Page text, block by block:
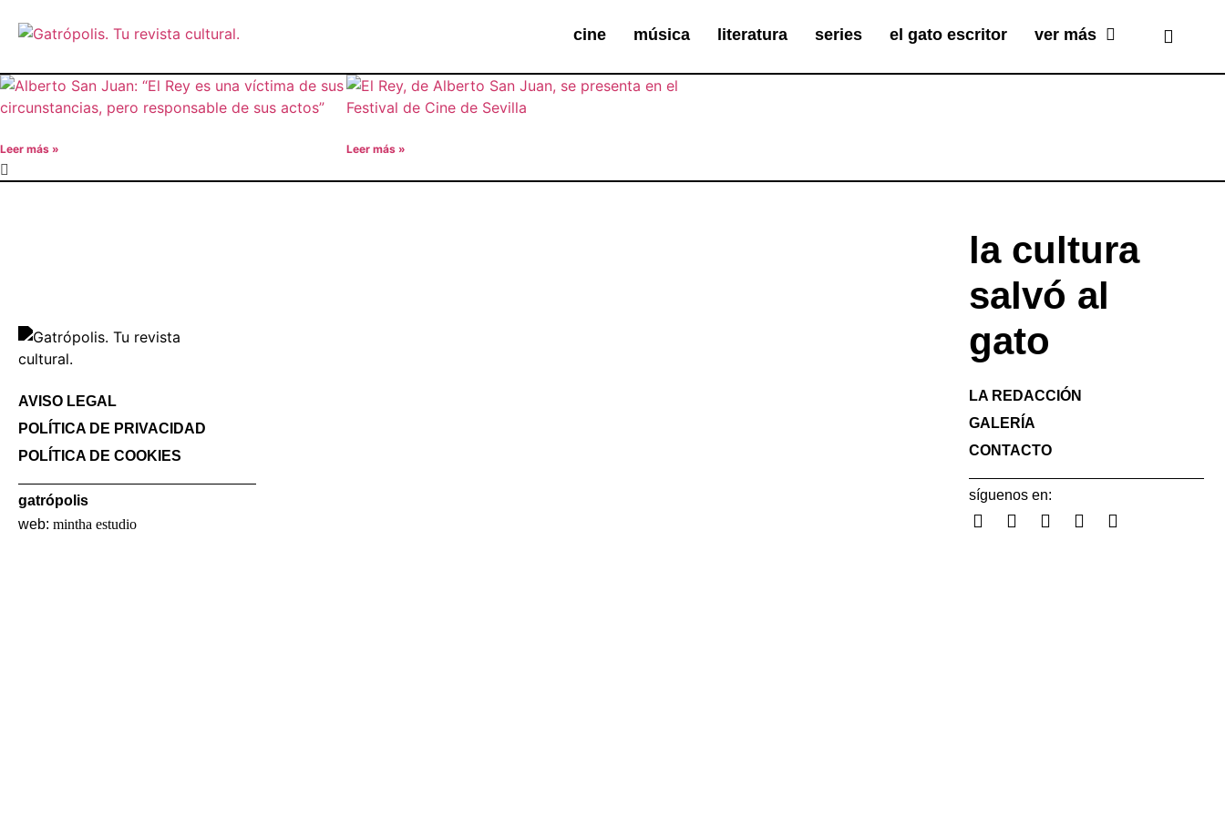
cine música literatura series el gato escritor ver más
Leer más » Leer más »
AVISO LEGAL
POLÍTICA DE PRIVACIDAD
POLÍTICA DE COOKIES
gatrópolis
web: mintha estudio
la cultura
salvó al
gato
LA REDACCIÓN
GALERÍA
CONTACTO
síguenos en: